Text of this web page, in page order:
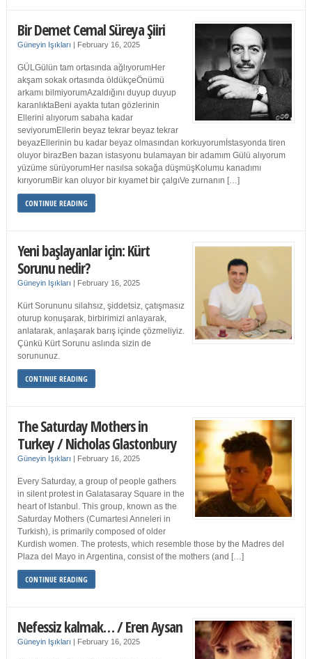
Bir Demet Cemal Süreya Şiiri
Güneyin Işıkları | February 16, 2025
GÜLGülün tam ortasında ağlıyorumHer
akşam sokak ortasında öldükçeÖnümü
arkamı bilmiyorumAzaldığını duyup duyup
karanlıktaBeni ayakta tutan gözlerinin
Ellerini alıyorum sabaha kadar
seviyorumEllerin beyaz tekrar beyaz tekrar
beyazEllerinin bu kadar beyaz olmasından korkuyorumİstasyonda tiren
oluyor birazBen bazan istasyonu bulamayan bir adamım Gülü alıyorum
yüzüme sürüyorumHer nasılsa sokağa düşmüşKolumu kanadımı
kırıyorumBir kan oluyor bir kıyamet bir çalgıVe zurnanın […]
CONTINUE READING
Yeni başlayanlar için: Kürt
Sorunu nedir?
Güneyin Işıkları | February 16, 2025
Kürt Sorununu silahsız, şiddetsiz, çatışmasız
oturup konuşarak, birbirimizi anlayarak,
anlatarak, anlaşarak barış içinde çözmeliyiz.
Çünkü Kürt Sorunu aslında sizin de
sorununuz.
CONTINUE READING
The Saturday Mothers in
Turkey / Nicholas Glastonbury
Güneyin Işıkları | February 16, 2025
Every Saturday, a group of people gathers
in silent protest in Galatasaray Square in the
heart of Istanbul. This group, known as the
Saturday Mothers (Cumartesi Anneleri in
Turkish), is primarily composed of older
Kurdish women. The protests, which resemble those by the Madres del
Plaza del Mayo in Argentina, consist of the mothers (and […]
CONTINUE READING
Nefessiz kalmak… / Eren Aysan
Güneyin Işıkları | February 16, 2025